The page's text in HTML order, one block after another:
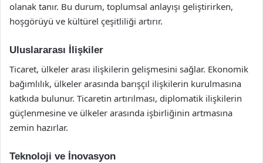
olanak tanır. Bu durum, toplumsal anlayışı geliştirirken,
hoşgörüyü ve kültürel çeşitliliği artırır.
Uluslararası İlişkiler
Ticaret, ülkeler arası ilişkilerin gelişmesini sağlar. Ekonomik
bağımlılık, ülkeler arasında barışçıl ilişkilerin kurulmasına
katkıda bulunur. Ticaretin artırılması, diplomatik ilişkilerin
güçlenmesine ve ülkeler arasında işbirliğinin artmasına
zemin hazırlar.
Teknoloji ve İnovasyon